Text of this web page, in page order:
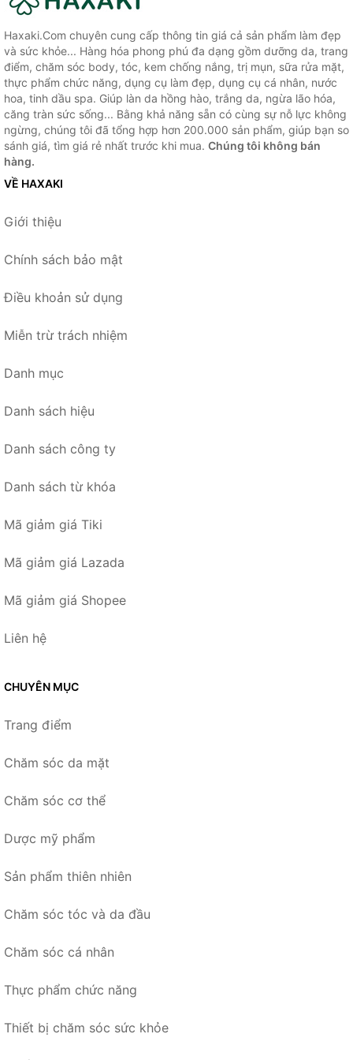
Haxaki.Com chuyên cung cấp thông tin giá cả sản phẩm làm đẹp
và sức khỏe... Hàng hóa phong phú đa dạng gồm dưỡng da, trang
điểm, chăm sóc body, tóc, kem chống nắng, trị mụn, sữa rửa mặt,
thực phẩm chức năng, dụng cụ làm đẹp, dụng cụ cá nhân, nước
hoa, tinh dầu spa. Giúp làn da hồng hào, trắng da, ngừa lão hóa,
căng tràn sức sống... Bằng khả năng sẵn có cùng sự nỗ lực không
ngừng, chúng tôi đã tổng hợp hơn 200.000 sản phẩm, giúp bạn so
sánh giá, tìm giá rẻ nhất trước khi mua. Chúng tôi không bán
hàng.
VỀ HAXAKI
Giới thiệu
Chính sách bảo mật
Điều khoản sử dụng
Miễn trừ trách nhiệm
Danh mục
Danh sách hiệu
Danh sách công ty
Danh sách từ khóa
Mã giảm giá Tiki
Mã giảm giá Lazada
Mã giảm giá Shopee
Liên hệ
CHUYÊN MỤC
Trang điểm
Chăm sóc da mặt
Chăm sóc cơ thể
Dược mỹ phẩm
Sản phẩm thiên nhiên
Chăm sóc tóc và da đầu
Chăm sóc cá nhân
Thực phẩm chức năng
Thiết bị chăm sóc sức khỏe